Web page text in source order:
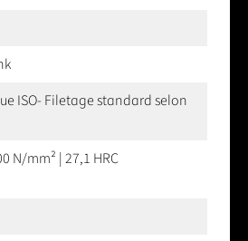
ISO- Filetage standard selon
N/mm² | 27,1 HRC